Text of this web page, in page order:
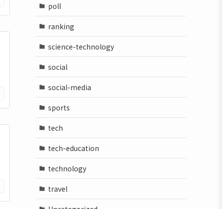
poll
ranking
science-technology
social
social-media
sports
tech
tech-education
technology
travel